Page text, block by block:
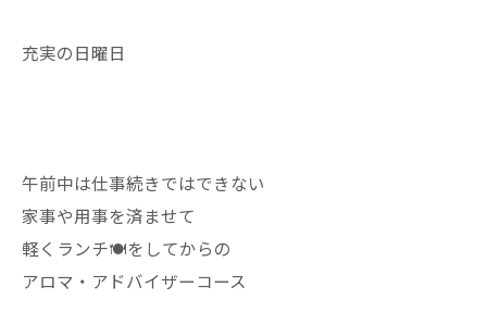
充実の日曜日
午前中は仕事続きではできない
家事や用事を済ませて
軽くランチ🍽️をしてからの
アロマ・アドバイザーコース